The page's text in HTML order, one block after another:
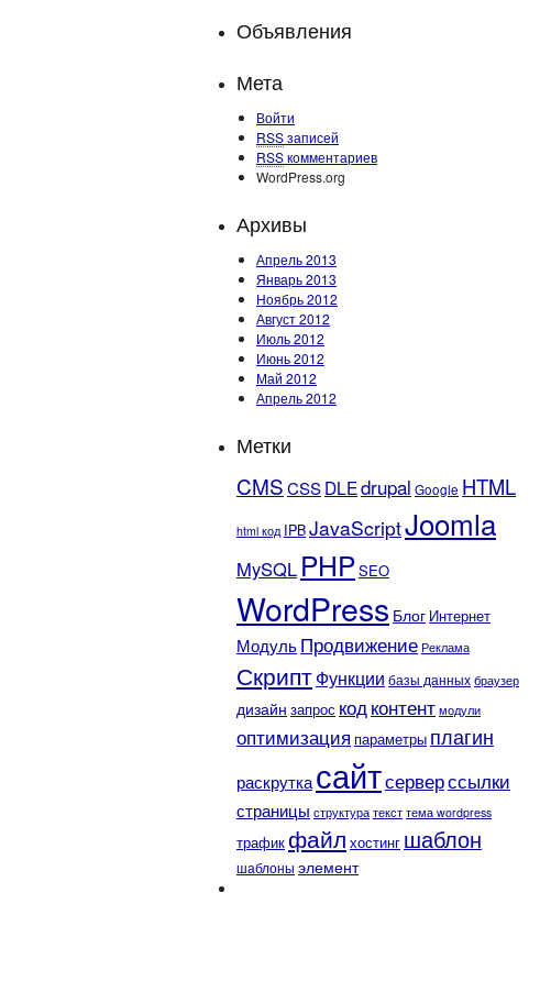
Объявления
Мета
Войти
RSSзаписей
RSSкомментариев
WordPress.org
Архивы
Апрель 2013
Январь 2013
Ноябрь 2012
Август 2012
Июль 2012
Июнь 2012
Май 2012
Апрель 2012
Метки
CMSCSSDLEdrupal Google HTML
html код IPBJavaScriptJoomla
MySQL PHPSEO
WordPress Блог Интернет
МодульПродвижение Реклама
СкриптФункции базы данных браузер
дизайн запрос кодконтент модули
оптимизация параметры плагин
раскруткасайтсерверссылки
страницы структура текст тема wordpress
трафикфайл хостинг шаблон
шаблоны элемент